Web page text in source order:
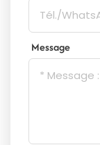
Message